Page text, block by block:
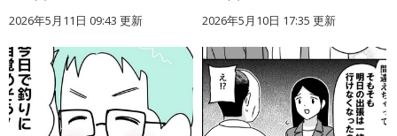
2026年5月11日 09:43 更新 2026年5月10日 17:35 更新